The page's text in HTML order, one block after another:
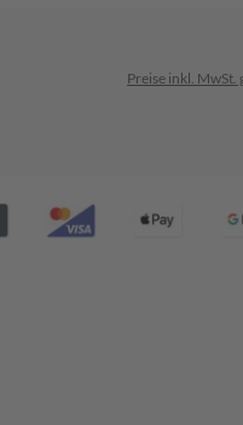
Preise inkl. MwSt.